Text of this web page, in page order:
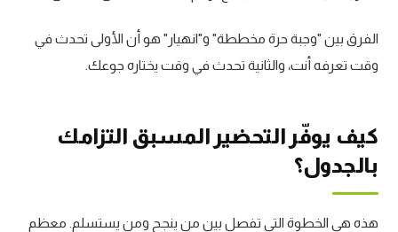
الفرق بين "وجبة حرة مخططة" و"انهيار" هو أن الأولى تحدث في
وقت تعرفه أنت، والثانية تحدث في وقت يختاره جوعك.
كيف يوفّر التحضير المسبق التزامك
بالجدول؟
هذه هي الخطوة التي تفصل بين من ينجح ومن يستسلم. معظم